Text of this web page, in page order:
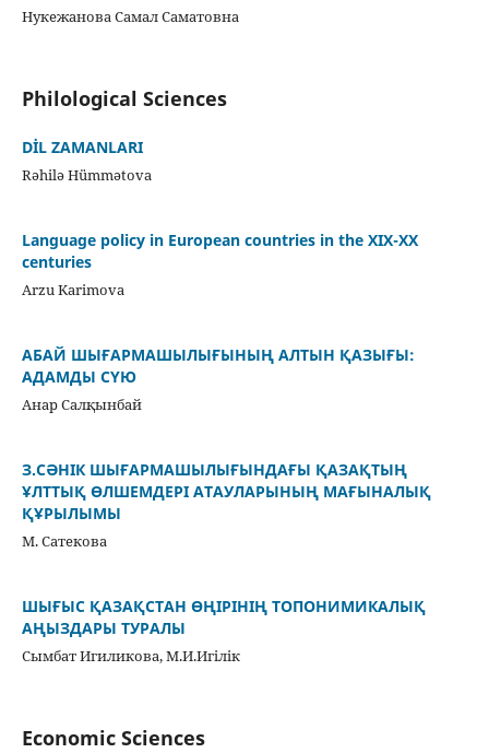
Нукежанова Самал Саматовна
Philological Sciences
DİL ZAMANLARI
Rəhilə Hümmətova
Language policy in European countries in the XIX-XX
centuries
Arzu Karimova
АБАЙ ШЫҒАРМАШЫЛЫҒЫНЫҢ АЛТЫН ҚАЗЫҒЫ:
АДАМДЫ СҮЮ
Анар Салқынбай
З.СӘНІК ШЫҒАРМАШЫЛЫҒЫНДАҒЫ ҚАЗАҚТЫҢ
ҰЛТТЫҚ ӨЛШЕМДЕРІ АТАУЛАРЫНЫҢ МАҒЫНАЛЫҚ
ҚҰРЫЛЫМЫ
М. Сатекова
ШЫҒЫС ҚАЗАҚСТАН ӨҢІРІНІҢ ТОПОНИМИКАЛЫҚ
АҢЫЗДАРЫ ТУРАЛЫ
Сымбат Игиликова, М.И.Игілік
Economic Sciences